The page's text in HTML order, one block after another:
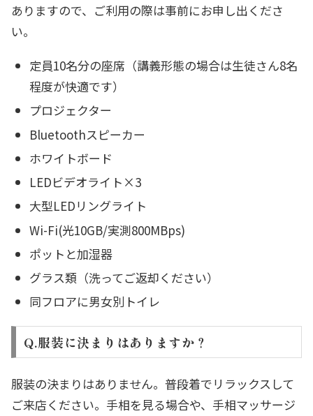
ありますので、ご利用の際は事前にお申し出くださ
い。
定員10名分の座席（講義形態の場合は生徒さん8名
程度が快適です）
プロジェクター
Bluetoothスピーカー
ホワイトボード
LEDビデオライト×3
大型LEDリングライト
Wi-Fi(光10GB/実測800MBps)
ポットと加湿器
グラス類（洗ってご返却ください）
同フロアに男女別トイレ
Q.服装に決まりはありますか？
服装の決まりはありません。普段着でリラックスして
ご来店ください。手相を見る場合や、手相マッサージ